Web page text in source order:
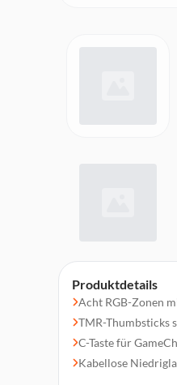
Produktdetails
Acht RGB-Zonen
TMR-Thumbsticks
C-Taste für
Kabellose